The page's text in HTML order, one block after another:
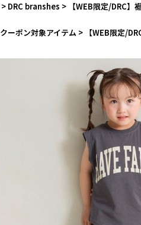
> DRC branshes > 【WEB限定/DRC
クーポン対象アイテム > 【WEB限定/